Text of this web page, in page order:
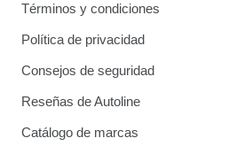
Términos y condiciones
Política de privacidad
Consejos de seguridad
Reseñas de Autoline
Catálogo de marcas